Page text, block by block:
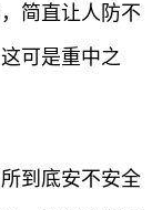
简直让人防不
可是重中之
到底安不安全